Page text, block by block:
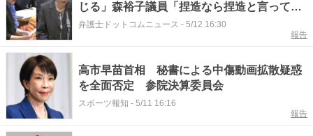
じる」森裕子議員「捏造なら捏造と言って」
【やりとり全文】
弁護士ドットコムニュース - 5/12 16:30
報告
高市早苗首相 秘書による中傷動画拡散疑惑
を全面否定 参院決算委員会
スポーツ報知 - 5/11 16:16
報告